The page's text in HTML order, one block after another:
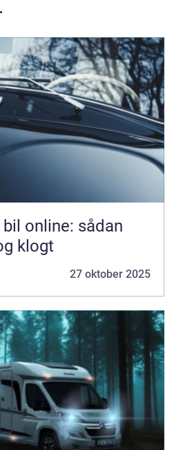
online: sådan
klogt
27 oktober 2025